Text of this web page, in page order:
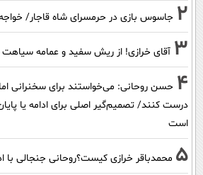
2 جاسوس بازی در حرمسرای شاه قاجار/ خواجه
3 آقای خرازی! از ریش سفید و عمامه
4 حسن روحانی: می‌خواستند برای سخنرانی
درست کنند/ تصمیم‌گیر اصلی برای ادامه یا
است
5 محمدباقر خرازی کیست؟روحانی جنجالی با